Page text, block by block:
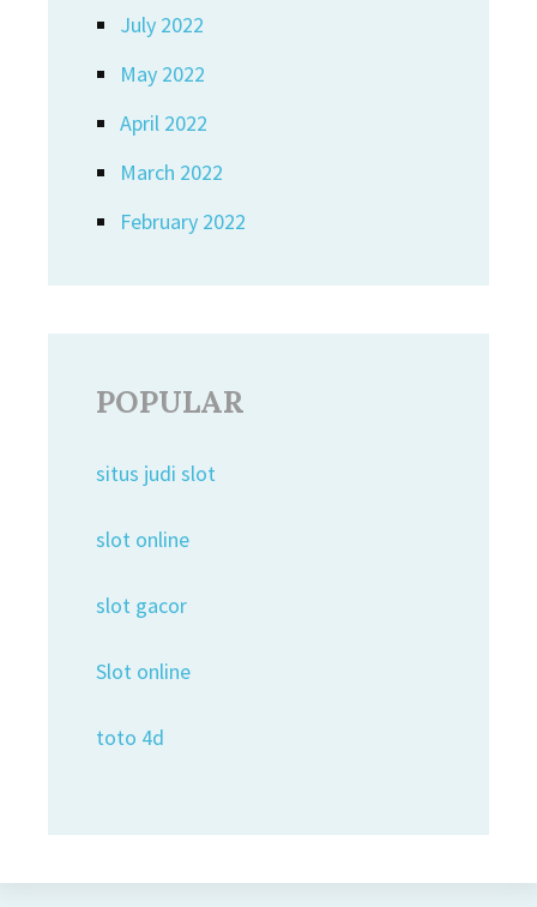
July 2022
May 2022
April 2022
March 2022
February 2022
POPULAR
situs judi slot
slot online
slot gacor
Slot online
toto 4d